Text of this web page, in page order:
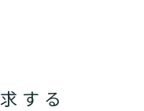
求 す る